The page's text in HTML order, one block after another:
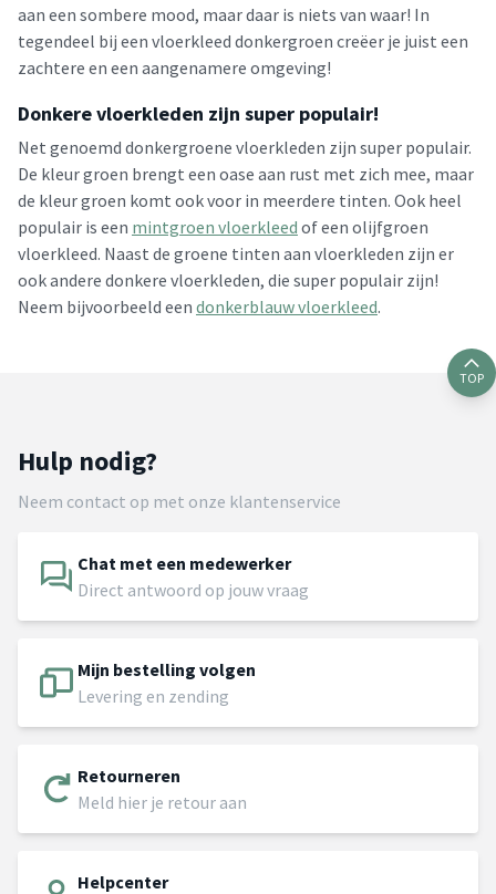
aan een sombere mood, maar daar is niets van waar! In
tegendeel bij een vloerkleed donkergroen creëer je juist een
zachtere en een aangenamere omgeving!
Donkere vloerkleden zijn super populair!
Net genoemd donkergroene vloerkleden zijn super populair.
De kleur groen brengt een oase aan rust met zich mee, maar
de kleur groen komt ook voor in meerdere tinten. Ook heel
populair is een mintgroen vloerkleed of een olijfgroen
vloerkleed. Naast de groene tinten aan vloerkleden zijn er
ook andere donkere vloerkleden, die super populair zijn!
Neem bijvoorbeeld een donkerblauw vloerkleed.
TOP
Hulp nodig?
Neem contact op met onze klantenservice
Chat met een medewerker
Direct antwoord op jouw vraag
Mijn bestelling volgen
Levering en zending
Retourneren
Meld hier je retour aan
Helpcenter